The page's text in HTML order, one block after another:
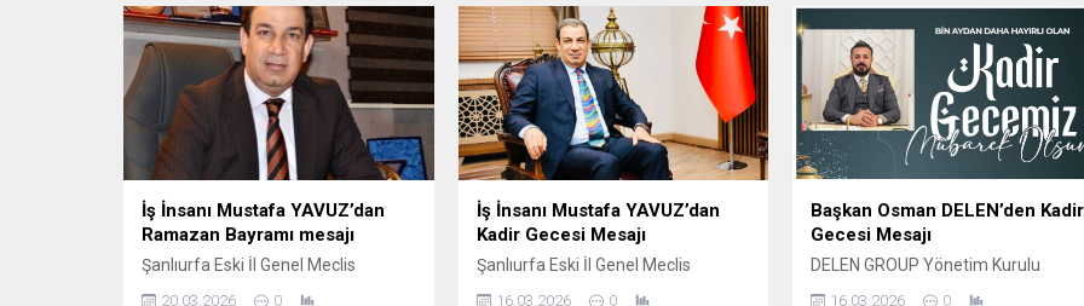
İş İnsanı Mustafa YAVUZ’dan
Ramazan Bayramı mesajı
Şanlıurfa Eski İl Genel Meclis
Başkanı ve İş insanı Mustafa YAVUZ
20.03.2026 0
İş İnsanı Mustafa YAVUZ’dan
Kadir Gecesi Mesajı
Şanlıurfa Eski İl Genel Meclis
Başkanı ve iş insanı Mustafa YAVUZ
16.03.2026 0
Başkan Osman DELEN’den Kadir
Gecesi Mesajı
DELEN GROUP Yönetim Kurulu
Başkanı ve Şanlıurfaspor Asbaşkanı
16.03.2026 0